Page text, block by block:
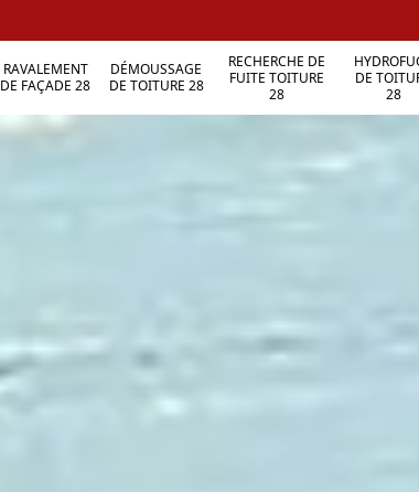
RAVALEMENT
DE FAÇADE 28
DÉMOUSSAGE
DE TOITURE 28
RECHERCHE DE
FUITE TOITURE
28
DE
28